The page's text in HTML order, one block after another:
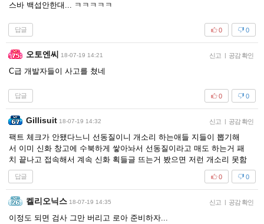
스바 백섭안한대... ㅋㅋㅋㅋㅋ
답글 0
0
오토엔씨 18-07-19 14:21 신고 | 공감 확인
C급 개발자들이 사고를 쳤네
답글 0
0
Gillisuit 18-07-19 14:32 신고 | 공감 확인
팩트 체크가 안됐다느니 선동질이니 개소리 하는애들 지들이 뽑기해
서 이미 신화 창고에 수북하게 쌓아놔서 선동질이라고 매도 하는거 패
치 끝나고 접속해서 계속 신화 획들글 뜨는거 봤으면 저런 개소리 못함
답글 0
0
켈리오닉스 18-07-19 14:35 신고 | 공감 확인
이정도 되면 검사 그만 버리고 로아 준비하자...